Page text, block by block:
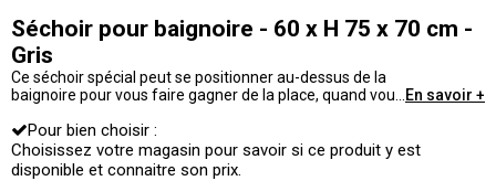
Séchoir pour baignoire - 60 x H 75 x 70 cm -
Gris
Ce séchoir spécial peut se positionner au-dessus de la
baignoire pour vous faire gagner de la place, quand vous
En savoir +
Pour bien choisir :
Choisissez votre magasin pour savoir si ce produit y est
disponible et connaitre son prix.